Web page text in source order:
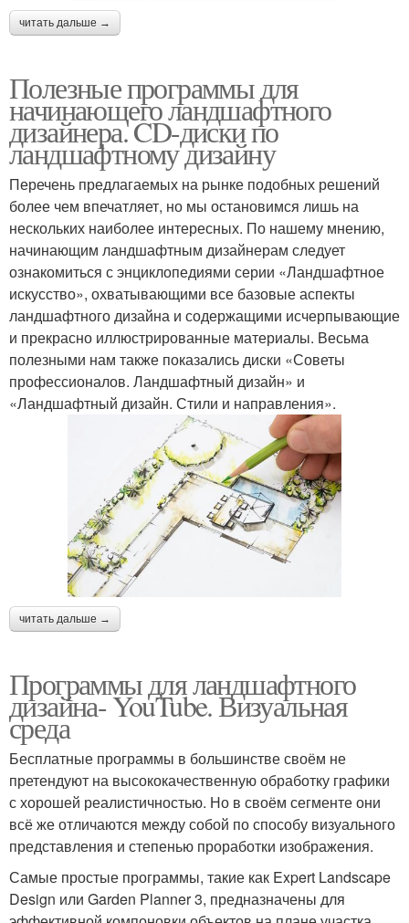
читать дальше →
Полезные программы для
начинающего ландшафтного
дизайнера. CD-диски по
ландшафтному дизайну
Перечень предлагаемых на рынке подобных решений
более чем впечатляет, но мы остановимся лишь на
нескольких наиболее интересных. По нашему мнению,
начинающим ландшафтным дизайнерам следует
ознакомиться с энциклопедиями серии «Ландшафтное
искусство», охватывающими все базовые аспекты
ландшафтного дизайна и содержащими исчерпывающие
и прекрасно иллюстрированные материалы. Весьма
полезными нам также показались диски «Советы
профессионалов. Ландшафтный дизайн» и
«Ландшафтный дизайн. Стили и направления».
читать дальше →
Программы для ландшафтного
дизайна- YouTube. Визуальная
среда
Бесплатные программы в большинстве своём не
претендуют на высококачественную обработку графики
с хорошей реалистичностью. Но в своём сегменте они
всё же отличаются между собой по способу визуального
представления и степенью проработки изображения.
Самые простые программы, такие как Expert Landscape
Design или Garden Planner 3, предназначены для